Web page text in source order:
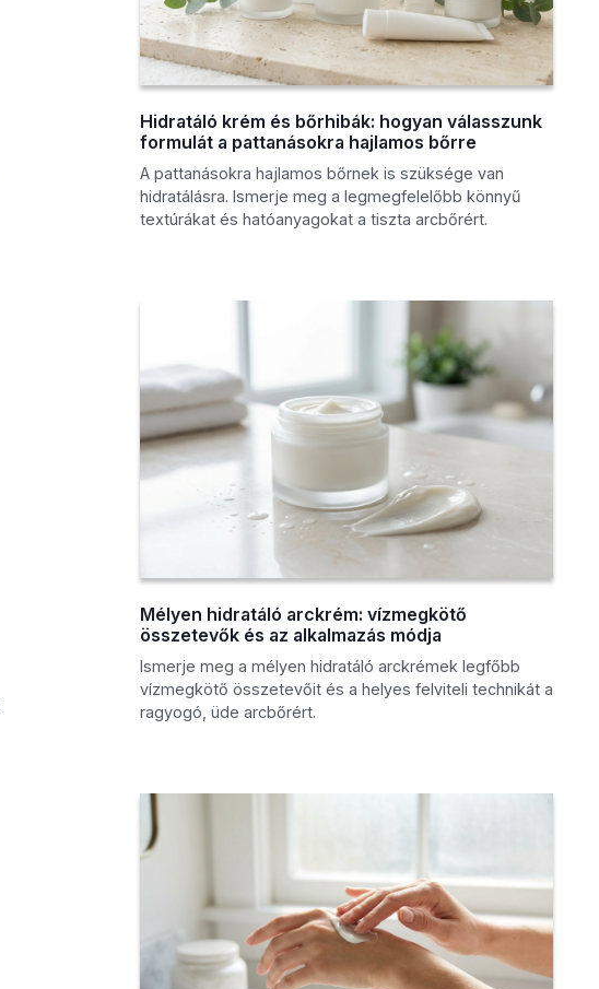
Hidratáló krém és bőrhibák: hogyan válasszunk
formulát a pattanásokra hajlamos bőrre
A pattanásokra hajlamos bőrnek is szüksége van
hidratálásra. Ismerje meg a legmegfelelőbb könnyű
textúrákat és hatóanyagokat a tiszta arcbőrért.
Mélyen hidratáló arckrém: vízmegkötő
összetevők és az alkalmazás módja
Ismerje meg a mélyen hidratáló arckrémek legfőbb
vízmegkötő összetevőit és a helyes felviteli technikát a
ragyogó, üde arcbőrért.